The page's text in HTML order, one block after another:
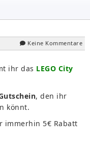
Keine Kommentare
ihr das LEGO City
, den ihr
könnt.
immerhin 5€ Rabatt